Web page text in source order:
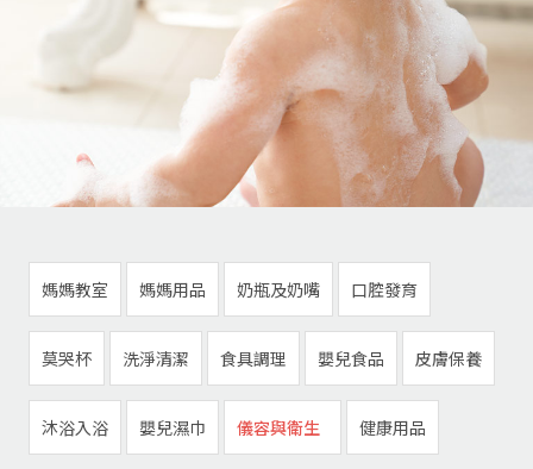
媽媽教室 媽媽用品 奶瓶及奶嘴 口腔發育
莫哭杯 洗淨清潔 食具調理 嬰兒食品 皮膚保養
沐浴入浴 嬰兒濕巾 儀容與衛生 健康用品